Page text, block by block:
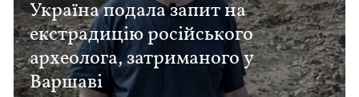
Україна подала запит на
екстрадицію російського
археолога, затриманого у
Варшаві